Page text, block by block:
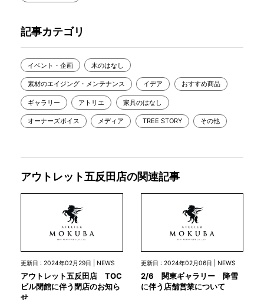
記事カテゴリ
イベント・企画 木のはなし
素材のエイジング・メンテナンス イデア おすすめ商品
ギャラリー アトリエ 家具のはなし
オーナーズボイス メディア TREE STORY その他
アウトレット五反田店の関連記事
更新日 : 2024年02月29日 | NEWS
アウトレット五反田店 TOC
ビル閉館に伴う閉店のお知ら
せ
更新日 : 2024年02月06日 | NEWS
2/6 関東ギャラリー 降雪
に伴う店舗営業について